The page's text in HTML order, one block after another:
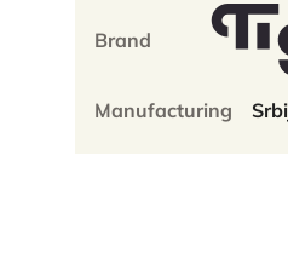
Brand
Manufacturing